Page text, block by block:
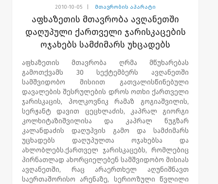
2010-10-05 მთავრობის აპარატი
აფხაზეთის მთავრობა ავღანეთში
დაღუპული ქართველი ჯარისკაცების
ოჯახებს სამძიმარს უხცადებს
აფხაზეთის მთავრობა ღრმა მწუხარებას
გამოთქვამს 30 სექტემბერს ავღანეთში
სამშვიდობო მისიით გათვალისწინებული
დავალების შესრულების დროს ოთხი ქართველი
ჯარისკაცის, პოლკოვნიკ რამაზ გოგიაშვილის,
სერჟანტ დავით ცეცხლაძის, კაპრალ გიორგი
კოლხიტაზიშვილისა და კაპრალ ნუგზარ
კალანდაძის დაღუპვის გამო და სამძიმარს
უცხადებს დაღუპულთა ოჯახებსა და
ახლობლებს.ქართველ ჯარისკაცებს, რომლებიც
პირნათლად ახორციელებენ სამშვიდობო მისიას
ავღანეთში, რაც არაერთხელ აღუნიშნავთ
საერთაშორისო არენაზე, სერიოზული წვლილი